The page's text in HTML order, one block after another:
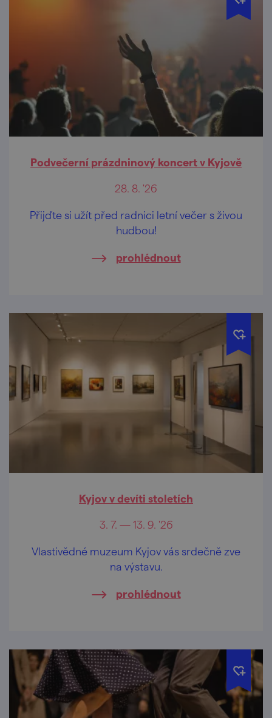
Podvečerní prázdninový koncert v Kyjově
28. 8. '26
Přijďte si užít před radnici letní večer s živou
hudbou!
prohlédnout
Kyjov v devíti stoletích
3. 7. — 13. 9. '26
Vlastivědné muzeum Kyjov vás srdečně zve
na výstavu.
prohlédnout